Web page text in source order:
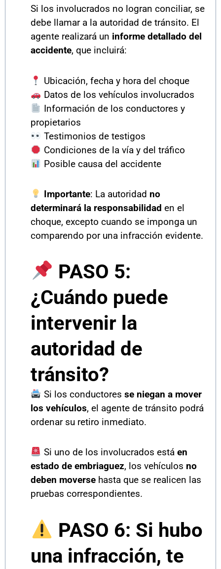
Si los involucrados no logran conciliar, se
debe llamar a la autoridad de tránsito. El
agente realizará un informe detallado del
accidente, que incluirá:
Ubicación, fecha y hora del choque
Datos de los vehículos involucrados
Información de los conductores y
propietarios
Testimonios de testigos
Condiciones de la vía y del tráfico
Posible causa del accidente
Importante: La autoridad no
determinará la responsabilidad en el
choque, excepto cuando se imponga un
comparendo por una infracción evidente.
PASO 5:
¿Cuándo puede
intervenir la
autoridad de
tránsito?
Si los conductores se niegan a mover
los vehículos, el agente de tránsito podrá
ordenar su retiro inmediato.
Si uno de los involucrados está en
estado de embriaguez, los vehículos no
deben moverse hasta que se realicen las
pruebas correspondientes.
PASO 6: Si hubo
una infracción, te